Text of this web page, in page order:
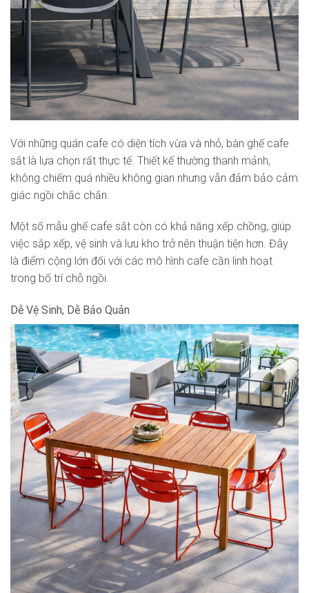
Với những quán cafe có diện tích vừa và nhỏ, bàn ghế cafe
sắt là lựa chọn rất thực tế. Thiết kế thường thanh mảnh,
không chiếm quá nhiều không gian nhưng vẫn đảm bảo cảm
giác ngồi chắc chắn.
Một số mẫu ghế cafe sắt còn có khả năng xếp chồng, giúp
việc sắp xếp, vệ sinh và lưu kho trở nên thuận tiện hơn. Đây
là điểm cộng lớn đối với các mô hình cafe cần linh hoạt
trong bố trí chỗ ngồi.
Dễ Vệ Sinh, Dễ Bảo Quản